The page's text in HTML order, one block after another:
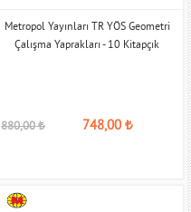
Metropol Yayınları TR YÖS Geometri
Çalışma Yaprakları - 10 Kitapçık
880,00₺ 748,00₺